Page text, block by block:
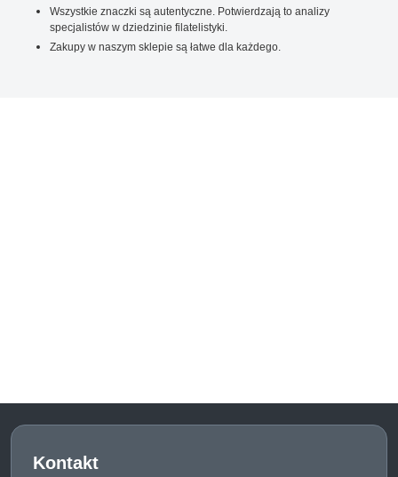
Wszystkie znaczki są autentyczne. Potwierdzają to analizy
specjalistów w dziedzinie filatelistyki.
Zakupy w naszym sklepie są łatwe dla każdego.
Kontakt